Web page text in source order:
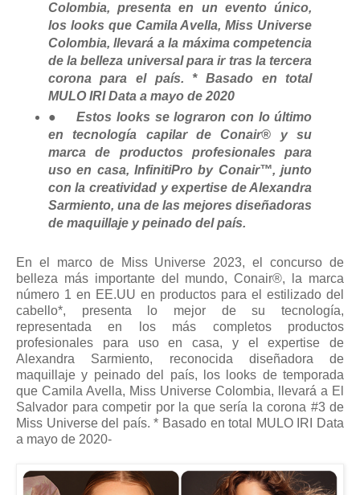
Colombia, presenta en un evento único,
los looks que Camila Avella, Miss Universe
Colombia, llevará a la máxima competencia
de la belleza universal para ir tras la tercera
corona para el país. * Basado en total
MULO IRI Data a mayo de 2020
●
Estos looks se lograron con lo último
en tecnología capilar de Conair® y su
marca de productos profesionales para
uso en casa, InfinitiPro by Conair™, junto
con la creatividad y expertise de Alexandra
Sarmiento, una de las mejores diseñadoras
de maquillaje y peinado del país.
En el marco de Miss Universe 2023, el concurso de
belleza más importante del mundo, Conair®, la marca
número 1 en EE.UU en productos para el estilizado del
cabello*, presenta lo mejor de su tecnología,
representada en los más completos productos
profesionales para uso en casa, y el expertise de
Alexandra Sarmiento, reconocida diseñadora de
maquillaje y peinado del país, los looks de temporada
que Camila Avella, Miss Universe Colombia, llevará a El
Salvador para competir por la que sería la corona #3 de
Miss Universe del país. * Basado en total MULO IRI Data
a mayo de 2020-